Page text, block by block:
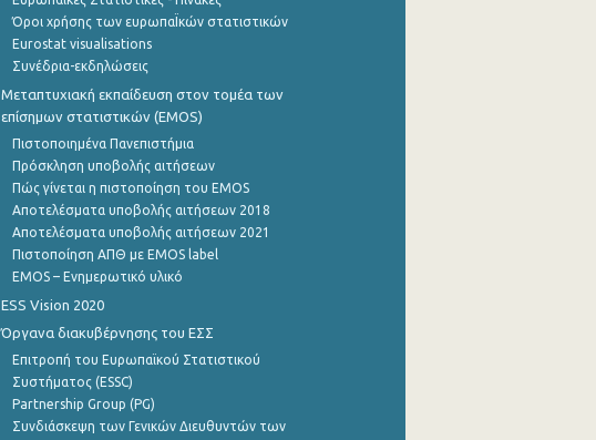
Όροι χρήσης των ευρωπαΪκών στατιστικών
Eurostat visualisations
Συνέδρια-εκδηλώσεις
Μεταπτυχιακή εκπαίδευση στον τομέα των
επίσημων στατιστικών (EMOS)
Πιστοποιημένα Πανεπιστήμια
Πρόσκληση υποβολής αιτήσεων
Πώς γίνεται η πιστοποίηση του EMOS
Αποτελέσματα υποβολής αιτήσεων 2018
Αποτελέσματα υποβολής αιτήσεων 2021
Πιστοποίηση ΑΠΘ με EMOS label
EMOS – Ενημερωτικό υλικό
ESS Vision 2020
Όργανα διακυβέρνησης του ΕΣΣ
Επιτροπή του Ευρωπαϊκού Στατιστικού
Συστήματος (ESSC)
Partnership Group (PG)
Συνδιάσκεψη των Γενικών Διευθυντών των